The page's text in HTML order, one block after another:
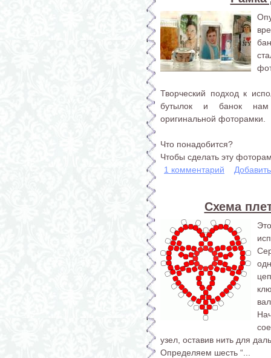
Творческий подход к
бутылок и банок нам
оригинальной фоторамки.
Что понадобится?
Чтобы сделать эту
1 комментарий
Схема
узел, оставив нить для
Определяем шесть “...